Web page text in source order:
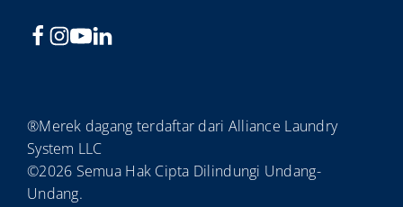
®Merek dagang terdaftar dari Alliance Laundry
System LLC
©2026 Semua Hak Cipta Dilindungi Undang-
Undang.